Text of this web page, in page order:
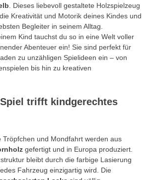
. Dieses liebevoll gestaltete Holzspielzeug
Kreativität und Motorik deines Kindes und
Begleiter in seinem Alltag.
Kind tauchst du so in eine Welt voller
Abenteuer ein! Sie sind perfekt für
zu unzähligen Spielideen ein – von
bis hin zu kreativen
trifft kindgerechtes
Tröpfchen und Mondfahrt werden aus
gefertigt und in Europa produziert.
bleibt durch die farbige Lasierung
Fahrzeug einzigartig wird. Die